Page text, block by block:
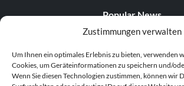
Zustimmungen verwalten
Um Ihnen ein optimales Erlebnis zu bieten, verwenden
Cookies, um Geräteinformationen zu speichern und/
Wenn Sie diesen Technologien zustimmen, können wir
Popular News
Popular Editorials
Popular Free Games